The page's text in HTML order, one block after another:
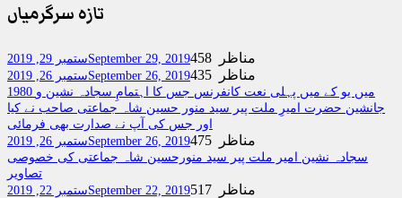
تازہ سرگرمیاں
ستمبر 29, 2019September 29, 2019 458 مناظر
ستمبر 26, 2019September 26, 2019 435 مناظر
1980 میں یو کے میں پہلی نعت کانفرنس جس کا اہتمامِ سجادہ نشین و
جانشین حضرت امیرِ ملت پیر سید منور حسین شاہ جماعتی صاحب نے کیا
اور جس کی آپ نے صدارت بھی فرمائی
ستمبر 26, 2019September 26, 2019 475 مناظر
سجادہ نشین امیر ملت پیر سید منورحسین شاہ جماعتی کی خصوصی
تصاویر
ستمبر 22, 2019September 22, 2019 517 مناظر